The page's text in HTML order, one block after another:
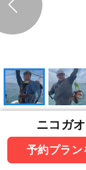
ニコガ
予約プラン
釣行日：2026
タコ